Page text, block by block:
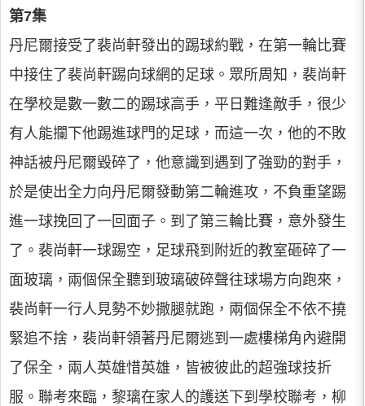
第7集
丹尼爾接受了裴尚軒發出的踢球約戰，在第一輪比賽
中接住了裴尚軒踢向球網的足球。眾所周知，裴尚軒
在學校是數一數二的踢球高手，平日難逢敵手，很少
有人能攔下他踢進球門的足球，而這一次，他的不敗
神話被丹尼爾毀碎了，他意識到遇到了強勁的對手，
於是使出全力向丹尼爾發動第二輪進攻，不負重望踢
進一球挽回了一回面子。到了第三輪比賽，意外發生
了。裴尚軒一球踢空，足球飛到附近的教室砸碎了一
面玻璃，兩個保全聽到玻璃破碎聲往球場方向跑來，
裴尚軒一行人見勢不妙撒腿就跑，兩個保全不依不撓
緊追不捨，裴尚軒領著丹尼爾逃到一處樓梯角內避開
了保全，兩人英雄惜英雄，皆被彼此的超強球技折
服。聯考來臨，黎璃在家人的護送下到學校聯考，柳